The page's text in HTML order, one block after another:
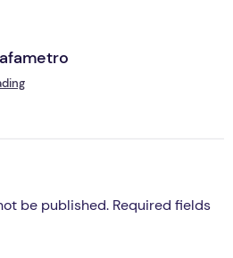
be published. Required fields